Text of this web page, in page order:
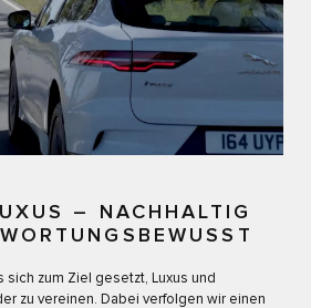
– NACHHALTIG
sich zum Ziel gesetzt, Luxus und
zu vereinen. Dabei verfolgen wir einen